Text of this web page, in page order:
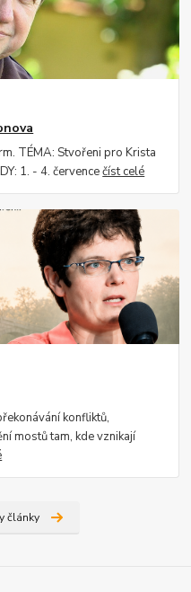
TÉMA: Stvořeni pro Krista
1. - 4. červencečíst celé
konfliktů,
mostů tam, kde vznikají
články